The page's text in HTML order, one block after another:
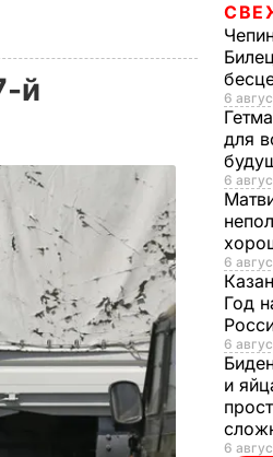
й
6
для
6
6
Год
6
и
6